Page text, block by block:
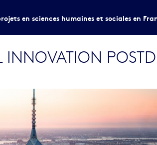
en sciences humaines et sociales en
INNOVATION